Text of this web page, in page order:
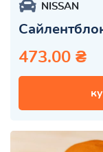
NISSAN
473.00 ₴